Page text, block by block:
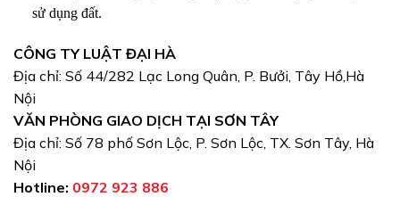
sử dụng đất.
CÔNG TY LUẬT ĐẠI HÀ
Địa chỉ: Số 44/282 Lạc Long Quân, P. Bưởi, Tây Hồ,Hà
Nội
VĂN PHÒNG GIAO DỊCH TẠI SƠN TÂY
Địa chỉ: Số 78 phố Sơn Lộc, P. Sơn Lộc, TX. Sơn Tây, Hà
Nội
Hotline: 0972 923 886